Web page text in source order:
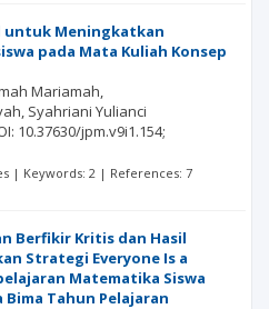
untuk Meningkatkan
pada Mata Kuliah Konsep
Mariamah
Syahriani Yulianci
10.37630/jpm.v9i1.154;
| Keywords: 2 | References: 7
Berfikir Kritis dan Hasil
Strategi Everyone Is a
Matematika Siswa
Bima Tahun Pelajaran